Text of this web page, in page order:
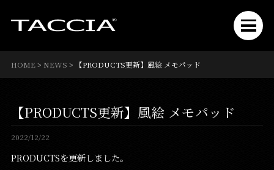
HOME> NEWS > 【PRODUCTS更新】風絵 メモパッド
【PRODUCTS更新】風絵 メモパッド
2022/12/22
PRODUCTSを更新しました。